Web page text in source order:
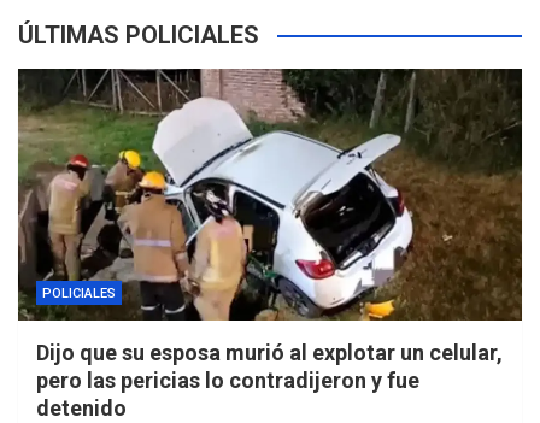
ÚLTIMAS POLICIALES
POLICIALES
Dijo que su esposa murió al explotar un celular,
pero las pericias lo contradijeron y fue
detenido